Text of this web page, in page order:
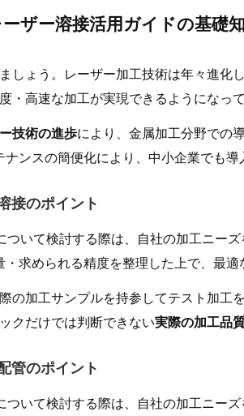
ザー溶接活用ガイドの基礎
しょう。レーザー加工技術は年々進化
・高速な加工が実現できるようになって
技術の進歩により、金属加工分野での
ンスの簡便化により、中小企業でも導
接のポイント
いて検討する際は、自社の加工ニーズ
求められる精度を整理した上で、最適
の加工サンプルを持参してテスト加工
クだけでは判断できない実際の加工品
管のポイント
いて検討する際は、自社の加工ニーズ